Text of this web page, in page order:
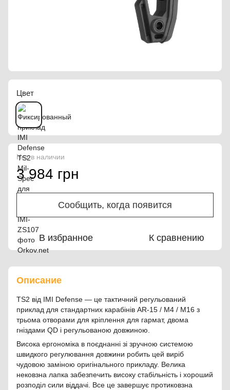
Цвет
Нет в наличии
3 984 грн
Сообщить, когда появится
В избранное К сравнению
Описание
TS2 від IMI Defense — це тактичний регульований
приклад для стандартних карабінів AR-15 / M4 / M16 з
трьома отворами для кріплення для гармат, двома
гніздами QD і регульованою довжиною.
Висока ергономіка в поєднанні зі зручною системою
швидкого регулювання довжини робить цей виріб
чудовою заміною оригінального прикладу. Велика
нековзна лапка забезпечить високу стабільність і хороший
розподіл сили віддачі. Все це завершує протиковзна